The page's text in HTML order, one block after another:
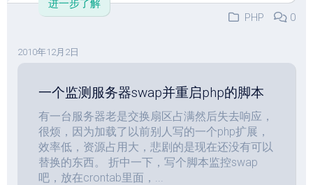
进一步了解
PHP
0
2010年12月2日
一个监测服务器swap并重启php的脚本
有一台服务器老是交换扇区占满然后失去响应，
很烦，因为加载了以前别人写的一个php扩展，
效率低，资源占用大，悲剧的是现在还没有可以
替换的东西。 折中一下，写个脚本监控swap
吧，放在crontab里面，...